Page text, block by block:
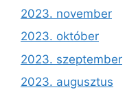
2023. november
2023. október
2023. szeptember
2023. augusztus